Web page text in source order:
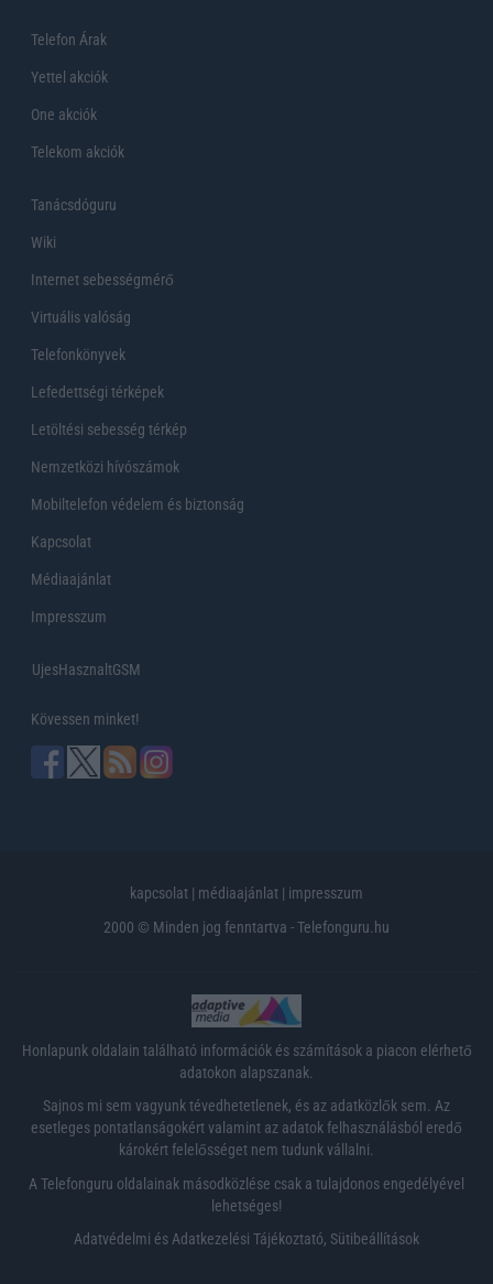
Telefon Árak
Yettel akciók
One akciók
Telekom akciók
Tanácsdóguru
Wiki
Internet sebességmérő
Virtuális valóság
Telefonkönyvek
Lefedettségi térképek
Letöltési sebesség térkép
Nemzetközi hívószámok
Mobiltelefon védelem és biztonság
Kapcsolat
Médiaajánlat
Impresszum
UjesHasznaltGSM
Kövessen minket!
kapcsolat | médiaajánlat | impresszum
2000 © Minden jog fenntartva - Telefonguru.hu
Honlapunk oldalain található információk és számítások a piacon elérhető
adatokon alapszanak.
Sajnos mi sem vagyunk tévedhetetlenek, és az adatközlők sem. Az
esetleges pontatlanságokért valamint az adatok felhasználásból eredő
károkért felelősséget nem tudunk vállalni.
A Telefonguru oldalainak másodközlése csak a tulajdonos engedélyével
lehetséges!
Adatvédelmi és Adatkezelési Tájékoztató, Sütibeállítások